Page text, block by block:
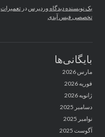
یک نویسنده دیدگاه وردپرس در تعمیرات
تخصصی فیس آیدی
بایگانی‌ها
مارس 2026
فوریه 2026
ژانویه 2026
دسامبر 2025
نوامبر 2025
آگوست 2025